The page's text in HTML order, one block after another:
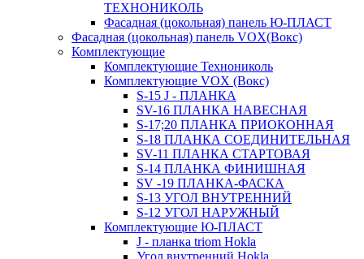
ТЕХНОНИКОЛЬ
Фасадная (цокольная) панель Ю-ПЛАСТ
Фасадная (цокольная) панель VOX(Вокс)
Комплектующие
Комплектующие Технониколь
Комплектующие VOX (Вокс)
S-15 J - ПЛАНКА
SV-16 ПЛАНКА НАВЕСНАЯ
S-17;20 ПЛАНКА ПРИОКОННАЯ
S-18 ПЛАНКА СОЕДИНИТЕЛЬНАЯ
SV-11 ПЛАНКА СТАРТОВАЯ
S-14 ПЛАНКА ФИНИШНАЯ
SV -19 ПЛАНКА-ФАСКА
S-13 УГОЛ ВНУТРЕННИЙ
S-12 УГОЛ НАРУЖНЫЙ
Комплектующие Ю-ПЛАСТ
J - планка triom Hokla
Угол внутренний Hokla